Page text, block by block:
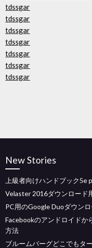
tdssgar
tdssgar
tdssgar
tdssgar
tdssgar
tdssgar
tdssgar
New Stories
上級者向けハンドブック5e
Velaster 2016ダウンロード
PC用のGoogle Duoダウンロ
Facebookのアンドロイドか
方法
ブルームバーグどこでもタ